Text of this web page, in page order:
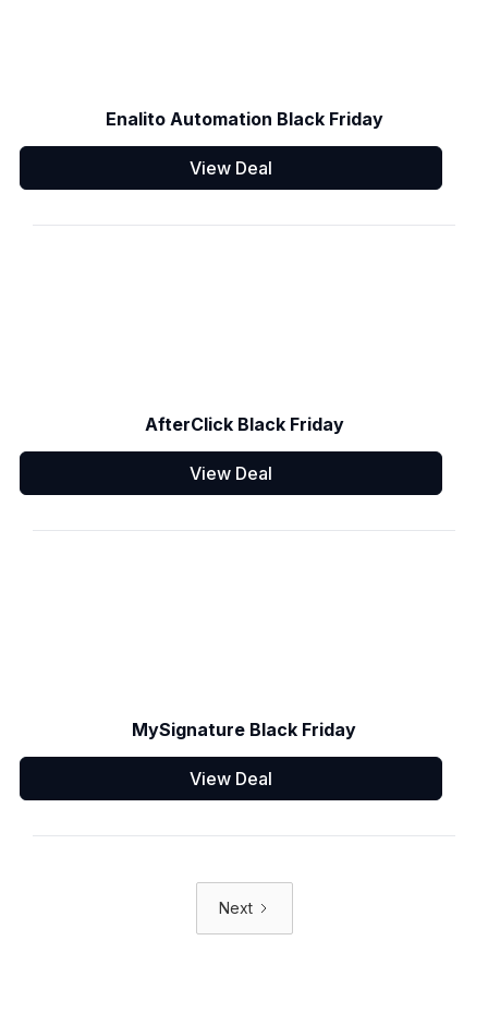
Enalito Automation Black Friday
View Deal
AfterClick Black Friday
View Deal
MySignature Black Friday
View Deal
Next